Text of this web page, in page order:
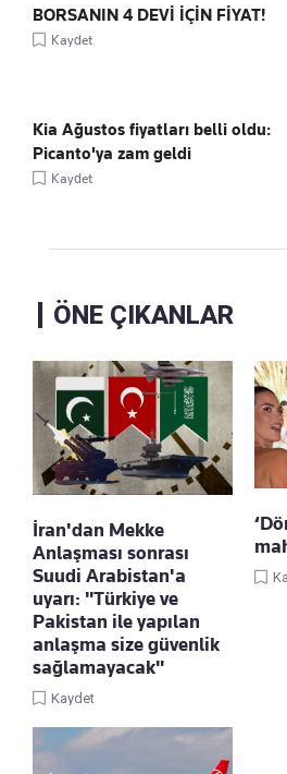
BORSANIN 4 DEVİ İÇİN FİYAT!
Kaydet
Kia Ağustos fiyatları belli oldu:
Picanto'ya zam geldi
Kaydet
ÖNE ÇIKANLAR
İran'dan Mekke
Anlaşması sonrası
Suudi Arabistan'a
uyarı: "Türkiye ve
Pakistan ile yapılan
anlaşma size güvenlik
sağlamayacak"
Kaydet